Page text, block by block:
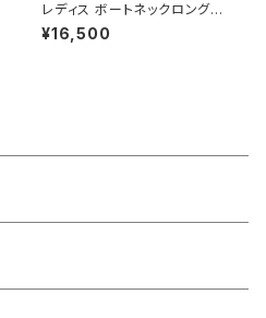
レディス ボートネックロングワ
ンピース 7分袖 黒×羊
¥16,500